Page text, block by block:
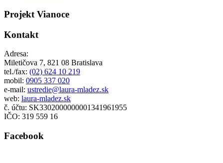
Projekt Vianoce
Kontakt
Adresa:
Miletičova 7, 821 08 Bratislava
tel./fax: (02) 624 10 219
mobil: 0905 337 020
e-mail: ustredie@laura-mladez.sk
web: laura-mladez.sk
č. účtu: SK3302000000001341961955
IČO: 319 559 16
Facebook